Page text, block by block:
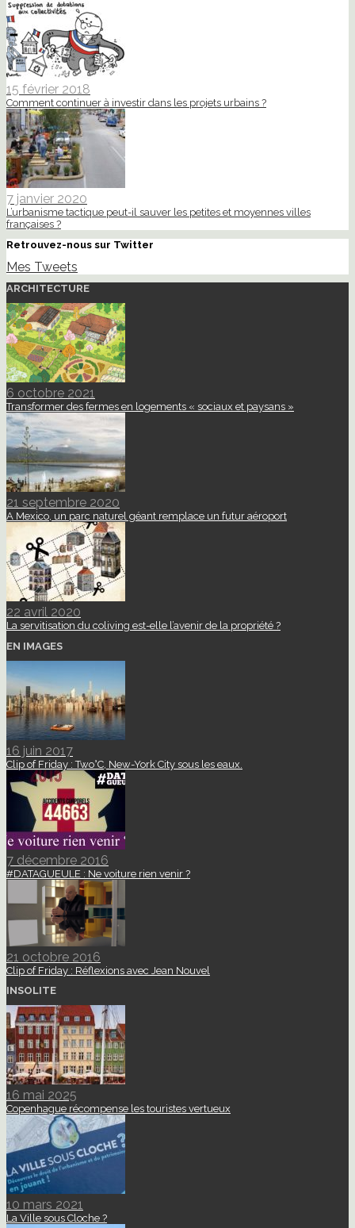
15 février 2018
Comment continuer à investir dans les projets urbains ?
7 janvier 2020
L’urbanisme tactique peut-il sauver les petites et moyennes villes
françaises ?
Retrouvez-nous sur Twitter
Mes Tweets
ARCHITECTURE
6 octobre 2021
Transformer des fermes en logements « sociaux et paysans »
21 septembre 2020
A Mexico, un parc naturel géant remplace un futur aéroport
22 avril 2020
La servitisation du coliving est-elle l’avenir de la propriété ?
EN IMAGES
16 juin 2017
Clip of Friday : Two°C, New-York City sous les eaux.
7 décembre 2016
#DATAGUEULE : Ne voiture rien venir ?
21 octobre 2016
Clip of Friday : Réflexions avec Jean Nouvel
INSOLITE
16 mai 2025
Copenhague récompense les touristes vertueux
10 mars 2021
La Ville sous Cloche ?